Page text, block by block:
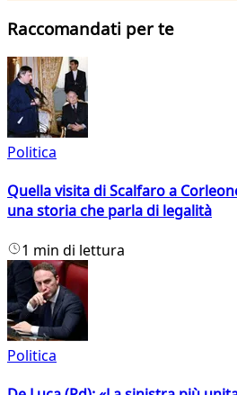
Raccomandati per te
Politica
Quella visita di Scalfaro a
una storia che parla di legalità
1 min di lettura
Politica